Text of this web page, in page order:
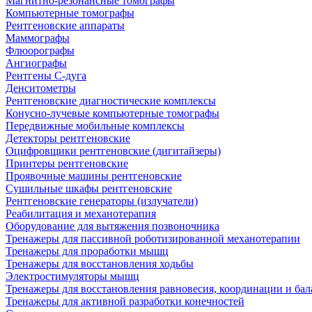
Компьютерные томографы
Рентгеновские аппараты
Маммографы
Флюорографы
Ангиографы
Рентгены С-дуга
Денситометры
Рентгеновские диагностические комплексы
Конусно-лучевые компьютерные томографы
Передвижные мобильные комплексы
Детекторы рентгеновские
Оцифровщики рентгеновские (дигитайзеры)
Принтеры рентгеновские
Проявочные машины рентгеновские
Сушильные шкафы рентгеновские
Рентгеновские генераторы (излучатели)
Реабилитация и механотерапия
Оборудование для вытяжения позвоночника
Тренажеры для пассивной роботизированной механотерапии
Тренажеры для проработки мышц
Тренажеры для восстановления ходьбы
Электростимуляторы мышц
Тренажеры для восстановления равновесия, координации и
Тренажеры для активной разработки конечностей